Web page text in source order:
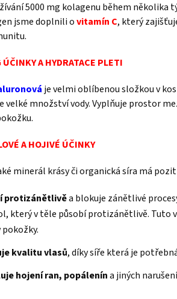
5000 mg kolagenu během několika
jsme doplnili ovitamín C, který
A HYDRATACE PLETI
je velmi oblíbenou složkou v
velké množství vody. Vyplňuje prostor
A HOJIVÉ ÚČINKY
minerál krásy či organická síra má
protizánětlivěa blokuje zánětlivé
který v těle působí protizánětlivě. Tuto
kvalitu vlasů, díky síře která je
hojení ran, popálenína jiných